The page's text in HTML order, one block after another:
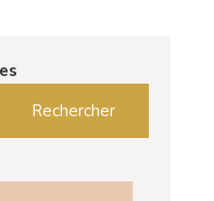
Rechercher